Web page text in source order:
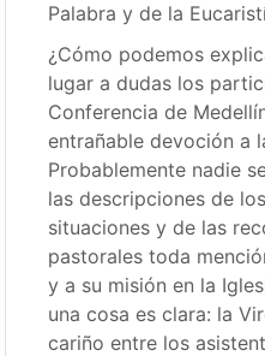
Palabra y de la
¿Cómo podemos
lugar a dudas los
Conferencia de
entrañable devoción a
Probablemente nadie
las descripciones de
situaciones y de las
pastorales toda
y a su misión en la
una cosa es clara: la
cariño entre los